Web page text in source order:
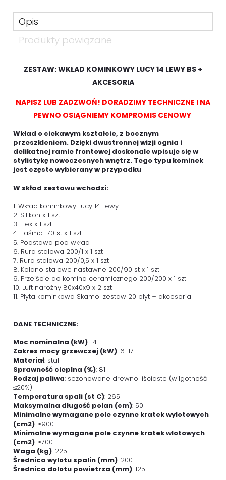
Opis
Produkty powiązane
ZESTAW: WKŁAD KOMINKOWY LUCY 14 LEWY BS +
AKCESORIA
NAPISZ LUB ZADZWOŃ! DORADZIMY TECHNICZNE I NA
PEWNO OSIĄGNIEMY KOMPROMIS CENOWY
Wkład o ciekawym kształcie, z bocznym
przeszkleniem. Dzięki dwustronnej wizji ognia i
delikatnej ramie frontowej doskonale wpisuje się w
stylistykę nowoczesnych wnętrz. Tego typu kominek
jest często wybierany w przypadku
W skład zestawu wchodzi:
1. Wkład kominkowy Lucy 14 Lewy
2. Silikon x 1 szt
3. Flex x 1 szt
4. Taśma 170 st x 1 szt
5. Podstawa pod wkład
6. Rura stalowa 200/1 x 1 szt
7. Rura stalowa 200/0,5 x 1 szt
8. Kolano stalowe nastawne 200/90 st x 1 szt
9. Przejście do komina ceramicznego 200/200 x 1 szt
10. Luft narożny 80x40x9 x 2 szt
11. Płyta kominkowa Skamol zestaw 20 płyt + akcesoria
DANE TECHNICZNE:
Moc nominalna (kW): 14
Zakres mocy grzewczej (kW): 6-17
Materiał: stal
Sprawność cieplna (%): 81
Rodzaj paliwa: sezonowane drewno liściaste (wilgotność
≤20%)
Temperatura spali (st C): 265
Maksymalna długość polan (cm): 50
Minimalne wymagane pole czynne kratek wylotowych
(cm2): ≥900
Minimalne wymagane pole czynne kratek wlotowych
(cm2): ≥700
Waga (kg): 225
Średnica wylotu spalin (mm): 200
Średnica dolotu powietrza (mm): 125